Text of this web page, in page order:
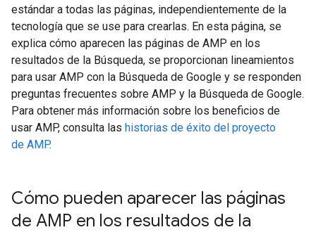
estándar a todas las páginas, independientemente de la
tecnología que se use para crearlas. En esta página, se
explica cómo aparecen las páginas de AMP en los
resultados de la Búsqueda, se proporcionan lineamientos
para usar AMP con la Búsqueda de Google y se responden
preguntas frecuentes sobre AMP y la Búsqueda de Google.
Para obtener más información sobre los beneficios de
usar AMP, consulta las historias de éxito del proyecto
de AMP.
Cómo pueden aparecer las páginas
de AMP en los resultados de la